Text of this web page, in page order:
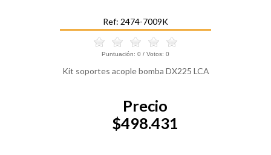
Ref: 2474-7009K
Puntuación: 0 / Votos: 0
Kit soportes acople bomba DX225 LCA
Precio
$498.431